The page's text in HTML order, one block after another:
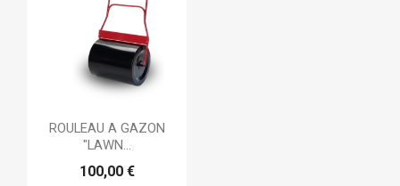
ROULEAU A GAZON
"LAWN...
100,00 €